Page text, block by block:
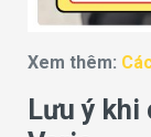
Xem thêm:
Lưu ý